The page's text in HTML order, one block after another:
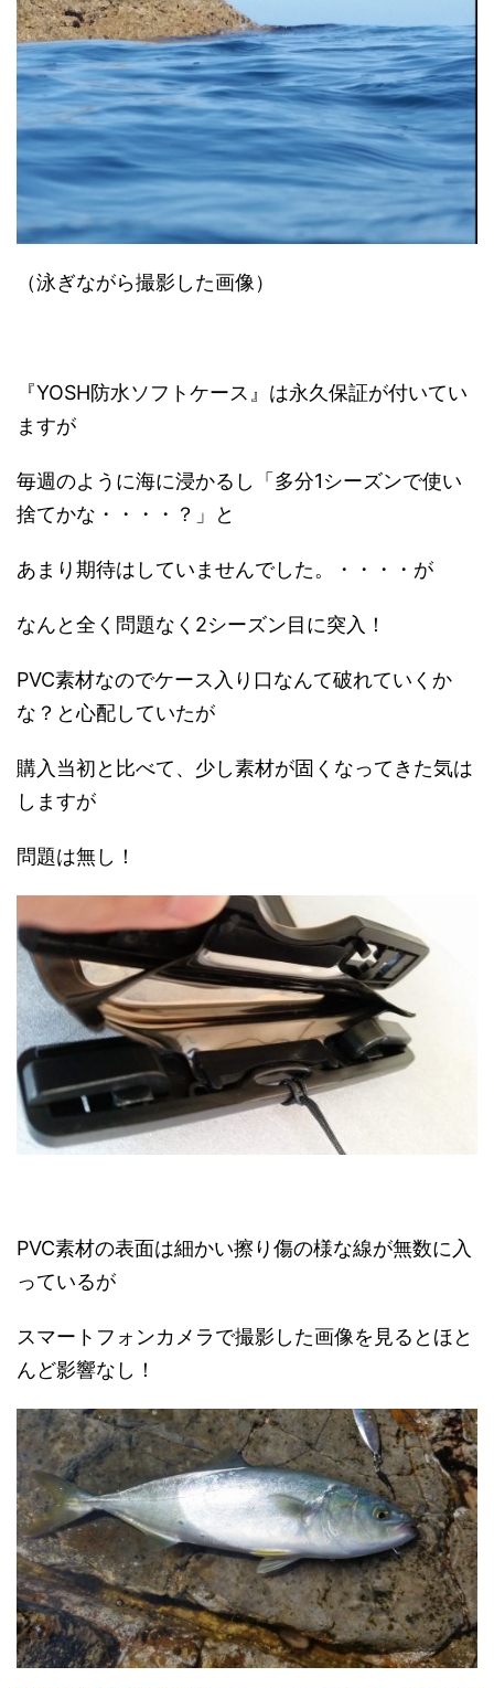
（泳ぎながら撮影した画像）
『YOSH防水ソフトケース』は永久保証が付いてい
ますが
毎週のように海に浸かるし「多分1シーズンで使い
捨てかな・・・・？」と
あまり期待はしていませんでした。・・・・が
なんと全く問題なく2シーズン目に突入！
PVC素材なのでケース入り口なんて破れていくか
な？と心配していたが
購入当初と比べて、少し素材が固くなってきた気は
しますが
問題は無し！
PVC素材の表面は細かい擦り傷の様な線が無数に入
っているが
スマートフォンカメラで撮影した画像を見るとほと
んど影響なし！